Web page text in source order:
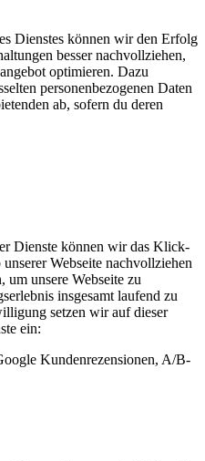
Dienstes können wir den Erfolg
besser nachvollziehen,
optimieren. Dazu
personenbezogenen Daten
ab, sofern du deren
Dienste können wir das Klick-
Webseite nachvollziehen
um unsere Webseite zu
insgesamt laufend zu
setzen wir auf dieser
ein:
Kundenrezensionen, A/B-